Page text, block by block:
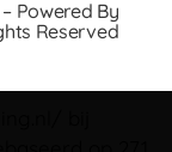
– Powered By
Reserved